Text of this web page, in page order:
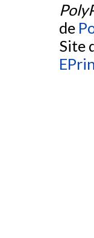
de
Site